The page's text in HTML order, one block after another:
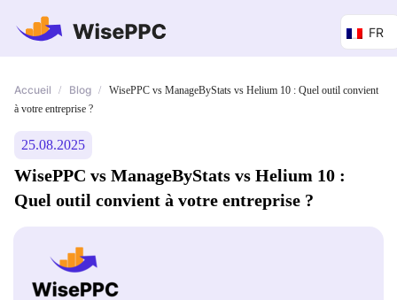
FR
Accueil / Blog /
WisePPC vs ManageByStats vs Helium 10 : Quel outil convient
à votre entreprise ?
25.08.2025
WisePPC vs ManageByStats vs Helium 10 :
Quel outil convient à votre entreprise ?